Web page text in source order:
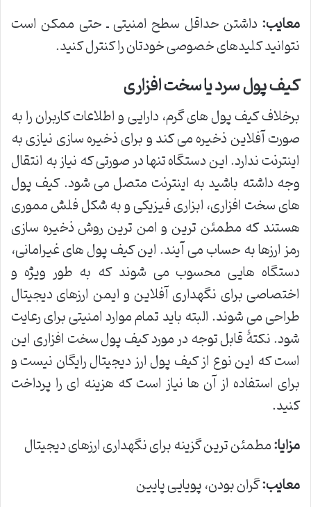
معایب: داشتن حداقل سطح امنیتی ـ حتی ممکن است
نتوانید کلیدهای خصوصی خودتان را کنترل کنید.
کیف پول سرد یا سخت افزاری
برخلاف کیف پول های گرم، دارایی و اطلاعات کاربران را به
صورت آفلاین ذخیره می کند و برای ذخیره سازی نیازی به
اینترنت ندارد. این دستگاه تنها در صورتی که نیاز به انتقال
وجه داشته باشید به اینترنت متصل می شود. کیف پول
های سخت افزاری، ابزاری فیزیکی و به شکل فلش مموری
هستند که مطمئن ترین و امن ترین روش ذخیره سازی
رمز ارزها به حساب می آیند. این کیف پول های غیرامانی،
دستگاه هایی محسوب می شوند که به طور ویژه و
اختصاصی برای نگهداری آفلاین و ایمن ارزهای دیجیتال
طراحی می شوند. البته باید تمام موارد امنیتی برای رعایت
شود. نکتۀ قابل توجه در مورد کیف پول سخت افزاری این
است که این نوع از کیف پول ارز دیجیتال رایگان نیست و
برای استفاده از آن ها نیاز است که هزینه ای را پرداخت
کنید.
مزایا:مطمئن ترین گزینه برای نگهداری ارزهای دیجیتال
معایب:گران بودن، پویایی پایین